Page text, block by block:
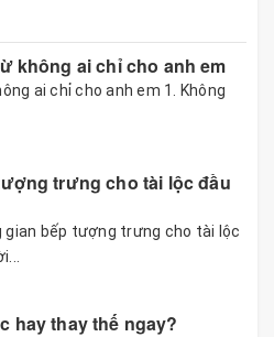
không ai chỉ cho anh em
ai chỉ cho anh em 1. Không
trưng cho tài lộc đầu
gian bếp tượng trưng cho tài lộc
hay thay thế ngay?